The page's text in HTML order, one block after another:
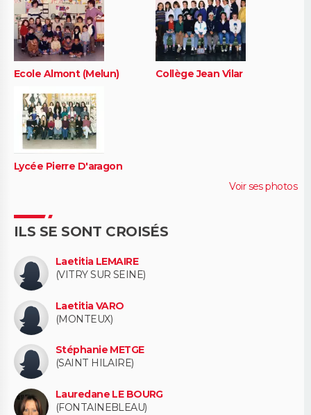
Ecole Almont (Melun) Collège Jean Vilar
Lycée Pierre D'aragon
Voir ses photos
ILS SE SONT CROISÉS
Laetitia LEMAIRE
(VITRY SUR SEINE)
Laetitia VARO
(MONTEUX)
Stéphanie METGE
(SAINT HILAIRE)
Lauredane LE BOURG
(FONTAINEBLEAU)